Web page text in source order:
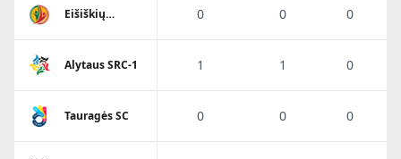
Eišiškių
SM
0 0 0
Alytaus SRC-1 1 1 0
Tauragės SC 0 0 0